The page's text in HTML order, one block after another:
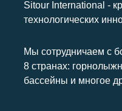
Sitour International -
технологических
Мы сотрудничаем с
8 странах:
бассейны и многое